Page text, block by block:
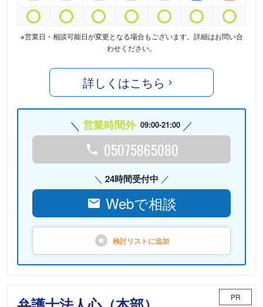
※営業日・相談可能日が変更となる場合もございます。詳細はお問い合
わせください。
詳しくはこちら
営業時間外 09:00-21:00
05075865080
24時間受付中
Webで相談
検討リストに追加
PR